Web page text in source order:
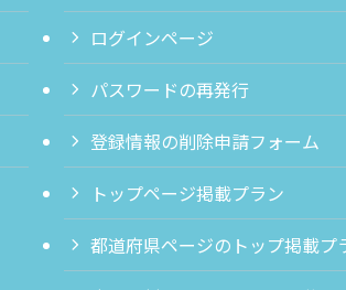
ログインページ
パスワードの再発行
登録情報の削除申請フォーム
トップページ掲載プラン
都道府県ページのトップ掲載プ